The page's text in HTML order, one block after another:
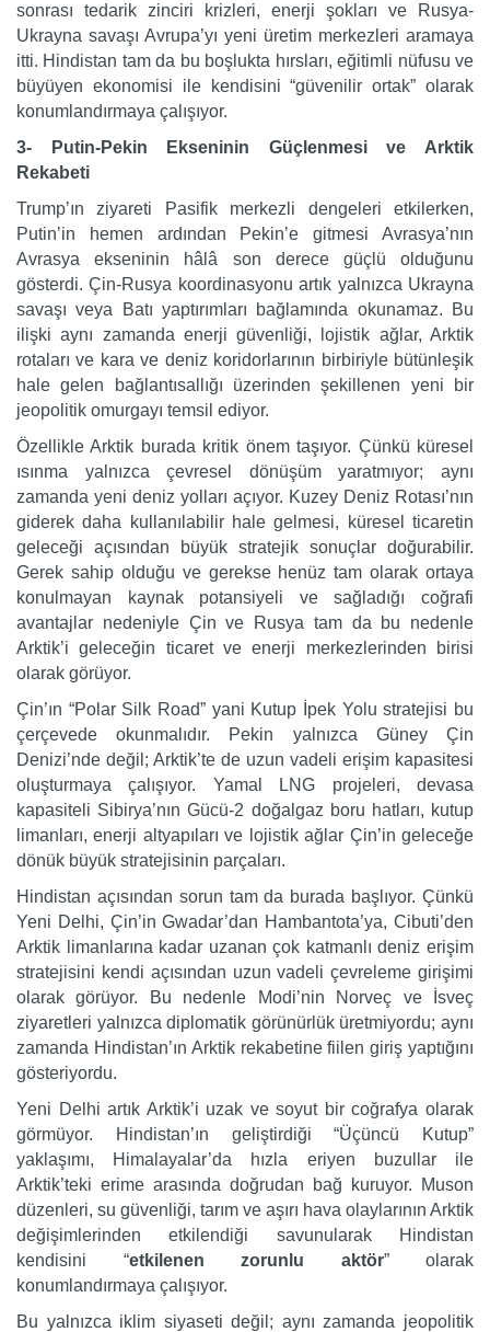
sonrası tedarik zinciri krizleri, enerji şokları ve Rusya-
Ukrayna savaşı Avrupa’yı yeni üretim merkezleri aramaya
itti. Hindistan tam da bu boşlukta hırsları, eğitimli nüfusu ve
büyüyen ekonomisi ile kendisini “güvenilir ortak” olarak
konumlandırmaya çalışıyor.
3- Putin-Pekin Ekseninin Güçlenmesi ve Arktik
Rekabeti
Trump’ın ziyareti Pasifik merkezli dengeleri etkilerken,
Putin’in hemen ardından Pekin’e gitmesi Avrasya’nın
Avrasya ekseninin hâlâ son derece güçlü olduğunu
gösterdi. Çin-Rusya koordinasyonu artık yalnızca Ukrayna
savaşı veya Batı yaptırımları bağlamında okunamaz. Bu
ilişki aynı zamanda enerji güvenliği, lojistik ağlar, Arktik
rotaları ve kara ve deniz koridorlarının birbiriyle bütünleşik
hale gelen bağlantısallığı üzerinden şekillenen yeni bir
jeopolitik omurgayı temsil ediyor.
Özellikle Arktik burada kritik önem taşıyor. Çünkü küresel
ısınma yalnızca çevresel dönüşüm yaratmıyor; aynı
zamanda yeni deniz yolları açıyor. Kuzey Deniz Rotası’nın
giderek daha kullanılabilir hale gelmesi, küresel ticaretin
geleceği açısından büyük stratejik sonuçlar doğurabilir.
Gerek sahip olduğu ve gerekse henüz tam olarak ortaya
konulmayan kaynak potansiyeli ve sağladığı coğrafi
avantajlar nedeniyle Çin ve Rusya tam da bu nedenle
Arktik’i geleceğin ticaret ve enerji merkezlerinden birisi
olarak görüyor.
Çin’ın “Polar Silk Road” yani Kutup İpek Yolu stratejisi bu
çerçevede okunmalıdır. Pekin yalnızca Güney Çin
Denizi’nde değil; Arktik’te de uzun vadeli erişim kapasitesi
oluşturmaya çalışıyor. Yamal LNG projeleri, devasa
kapasiteli Sibirya’nın Gücü-2 doğalgaz boru hatları, kutup
limanları, enerji altyapıları ve lojistik ağlar Çin’in geleceğe
dönük büyük stratejisinin parçaları.
Hindistan açısından sorun tam da burada başlıyor. Çünkü
Yeni Delhi, Çin’in Gwadar’dan Hambantota’ya, Cibuti’den
Arktik limanlarına kadar uzanan çok katmanlı deniz erişim
stratejisini kendi açısından uzun vadeli çevreleme girişimi
olarak görüyor. Bu nedenle Modi’nin Norveç ve İsveç
ziyaretleri yalnızca diplomatik görünürlük üretmiyordu; aynı
zamanda Hindistan’ın Arktik rekabetine fiilen giriş yaptığını
gösteriyordu.
Yeni Delhi artık Arktik’i uzak ve soyut bir coğrafya olarak
görmüyor. Hindistan’ın geliştirdiği “Üçüncü Kutup”
yaklaşımı, Himalayalar’da hızla eriyen buzullar ile
Arktik’teki erime arasında doğrudan bağ kuruyor. Muson
düzenleri, su güvenliği, tarım ve aşırı hava olaylarının Arktik
değişimlerinden etkilendiği savunularak Hindistan
kendisini “etkilenen zorunlu aktör” olarak
konumlandırmaya çalışıyor.
Bu yalnızca iklim siyaseti değil; aynı zamanda jeopolitik